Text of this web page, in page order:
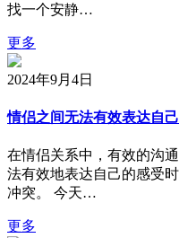
找一个安静…
更多
2024年9月4日
情侣之间无法有效表达自
在情侣关系中，有效的沟
法有效地表达自己的感受
冲突。 今天…
更多